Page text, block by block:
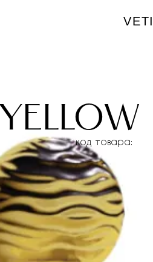
yellow
код товара: